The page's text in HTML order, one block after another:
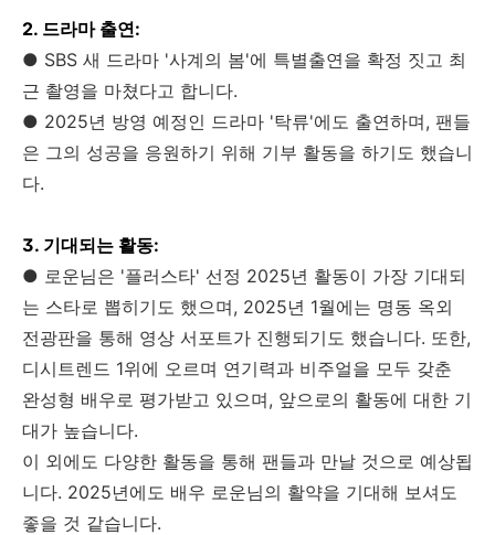
2. 드라마 출연:
● SBS 새 드라마 '사계의 봄'에 특별출연을 확정 짓고 최
근 촬영을 마쳤다고 합니다.
● 2025년 방영 예정인 드라마 '탁류'에도 출연하며, 팬들
은 그의 성공을 응원하기 위해 기부 활동을 하기도 했습니
다.
3. 기대되는 활동:
● 로운님은 '플러스타' 선정 2025년 활동이 가장 기대되
는 스타로 뽑히기도 했으며, 2025년 1월에는 명동 옥외
전광판을 통해 영상 서포트가 진행되기도 했습니다. 또한,
디시트렌드 1위에 오르며 연기력과 비주얼을 모두 갖춘
완성형 배우로 평가받고 있으며, 앞으로의 활동에 대한 기
대가 높습니다.
이 외에도 다양한 활동을 통해 팬들과 만날 것으로 예상됩
니다. 2025년에도 배우 로운님의 활약을 기대해 보셔도
좋을 것 같습니다.